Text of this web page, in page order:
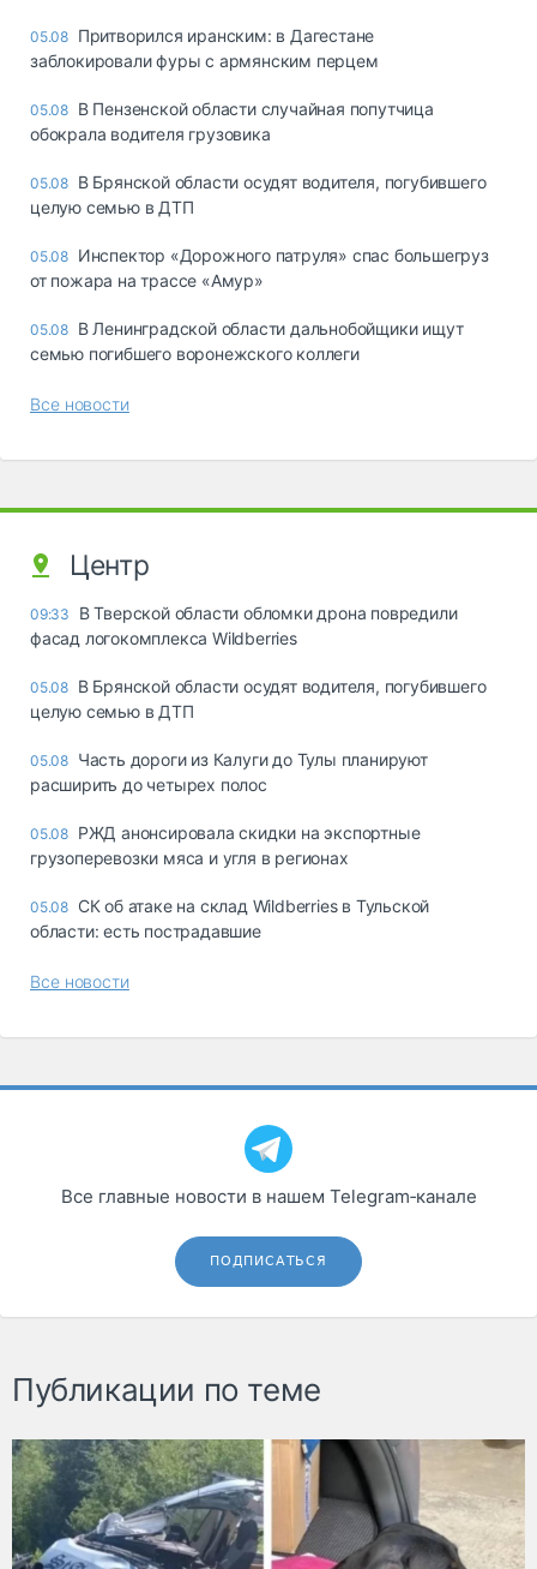
05.08 Притворился иранским: в Дагестане
заблокировали фуры с армянским перцем
05.08 В Пензенской области случайная попутчица
обокрала водителя грузовика
05.08 В Брянской области осудят водителя, погубившего
целую семью в ДТП
05.08 Инспектор «Дорожного патруля» спас большегруз
от пожара на трассе «Амур»
05.08 В Ленинградской области дальнобойщики ищут
семью погибшего воронежского коллеги
Все новости
Центр
09:33
В Тверской области обломки дрона повредили
фасад логокомплекса Wildberries
05.08 В Брянской области осудят водителя, погубившего
целую семью в ДТП
05.08 Часть дороги из Калуги до Тулы планируют
расширить до четырех полос
05.08 РЖД анонсировала скидки на экспортные
грузоперевозки мяса и угля в регионах
05.08 СК об атаке на склад Wildberries в Тульской
области: есть пострадавшие
Все новости
Все главные новости в нашем Telegram‑канале
ПОДПИСАТЬСЯ
Публикации по теме